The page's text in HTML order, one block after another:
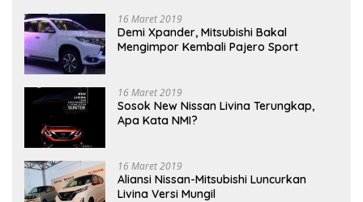
16 Maret 2019
Demi Xpander, Mitsubishi Bakal
Mengimpor Kembali Pajero Sport
16 Maret 2019
Sosok New Nissan Livina Terungkap,
Apa Kata NMI?
16 Maret 2019
Aliansi Nissan-Mitsubishi Luncurkan
Livina Versi Mungil